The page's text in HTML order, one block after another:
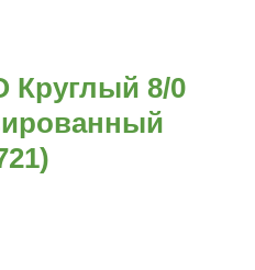
Круглый 8/0